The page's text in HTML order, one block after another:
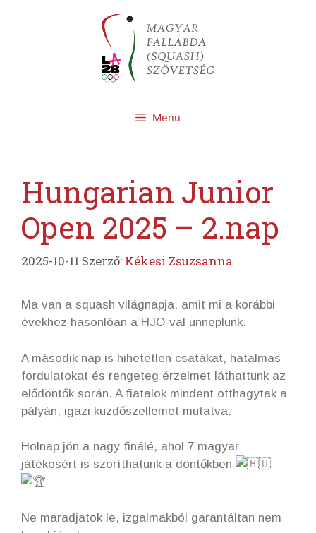
Menü
Hungarian Junior
Open 2025 – 2.nap
2025-10-11 Szerző: Kékesi Zsuzsanna
Ma van a squash világnapja, amit mi a korábbi
évekhez hasonlóan a HJO-val ünneplünk.
A második nap is hihetetlen csatákat, hatalmas
fordulatokat és rengeteg érzelmet láthattunk az
elődöntők során. A fiatalok mindent otthagytak a
pályán, igazi küzdőszellemet mutatva.
Holnap jön a nagy finálé, ahol 7 magyar
játékosért is szoríthatunk a döntőkben
Ne maradjatok le, izgalmakból garantáltan nem